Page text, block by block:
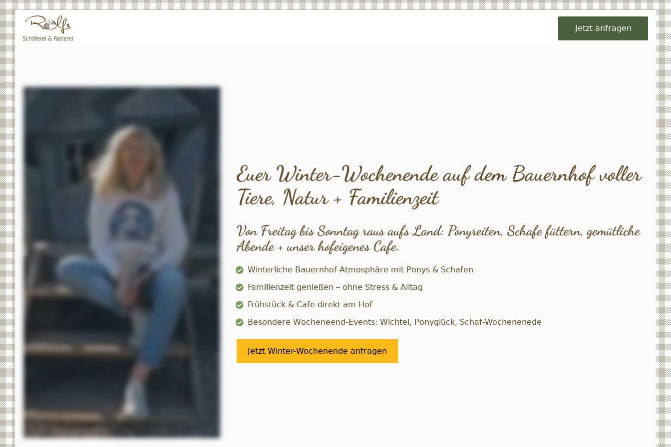
Jetzt anfragen
Euer Winter-Wochenende auf dem Bauernhof voller
Tiere, Natur + Familienzeit
Von Freitag bis Sonntag raus aufs Land: Ponyreiten, Schafe füttern, gemütliche
Abende + unser hofeigenes Cafe.
Winterliche Bauernhof-Atmosphäre mit Ponys & Schafen
Familienzeit genießen – ohne Stress & Alltag
Frühstück & Cafe direkt am Hof
Besondere Wocheneend-Events: Wichtel, Ponyglück, Schaf-Wochenenede
Jetzt Winter-Wochenende anfragen